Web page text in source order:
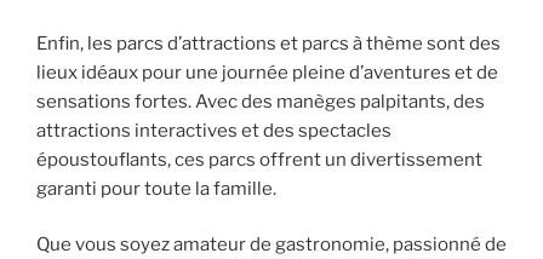
Enfin, les parcs d’attractions et parcs à thème sont des
lieux idéaux pour une journée pleine d’aventures et de
sensations fortes. Avec des manèges palpitants, des
attractions interactives et des spectacles
époustouflants, ces parcs offrent un divertissement
garanti pour toute la famille.
Que vous soyez amateur de gastronomie, passionné de